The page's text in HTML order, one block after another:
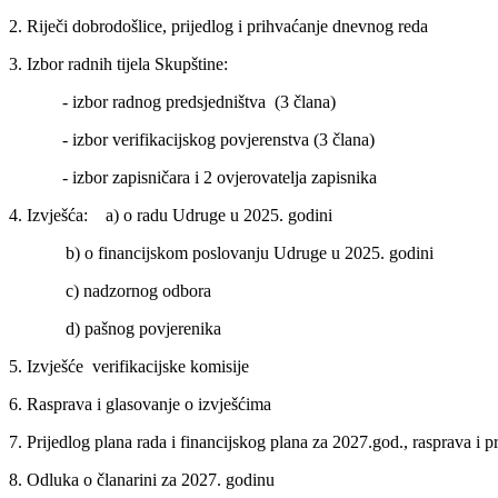
2. Riječi dobrodošlice, prijedlog i prihvaćanje dnevnog reda
3. Izbor radnih tijela Skupštine:
- izbor radnog predsjedništva (3 člana)
- izbor verifikacijskog povjerenstva (3 člana)
- izbor zapisničara i 2 ovjerovatelja zapisnika
4. Izvješća: a) o radu Udruge u 2025. godini
b) o financijskom poslovanju Udruge u 2025. godini
c) nadzornog odbora
d) pašnog povjerenika
5. Izvješće verifikacijske komisije
6. Rasprava i glasovanje o izvješćima
7. Prijedlog plana rada i financijskog plana za 2027.god., rasprava i
8. Odluka o članarini za 2027. godinu